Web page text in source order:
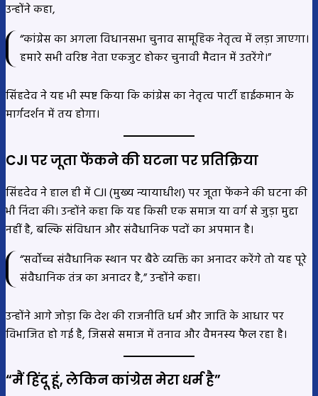
उन्होंने कहा,
“कांग्रेस का अगला विधानसभा चुनाव सामूहिक नेतृत्व में लड़ा जाएगा।
हमारे सभी वरिष्ठ नेता एकजुट होकर चुनावी मैदान में उतरेंगे।”
सिंहदेव ने यह भी स्पष्ट किया कि कांग्रेस का नेतृत्व पार्टी हाईकमान के
मार्गदर्शन में तय होगा।
CJI पर जूता फेंकने की घटना पर प्रतिक्रिया
सिंहदेव ने हाल ही में CJI (मुख्य न्यायाधीश) पर जूता फेंकने की घटना की
भी निंदा की। उन्होंने कहा कि यह किसी एक समाज या वर्ग से जुड़ा मुद्दा
नहीं है, बल्कि संविधान और संवैधानिक पदों का अपमान है।
“सर्वोच्च संवैधानिक स्थान पर बैठे व्यक्ति का अनादर करेंगे तो यह पूरे
संवैधानिक तंत्र का अनादर है,” उन्होंने कहा।
उन्होंने आगे जोड़ा कि देश की राजनीति धर्म और जाति के आधार पर
विभाजित हो गई है, जिससे समाज में तनाव और वैमनस्य फैल रहा है।
“मैं हिंदू हूं, लेकिन कांग्रेस मेरा धर्म है”